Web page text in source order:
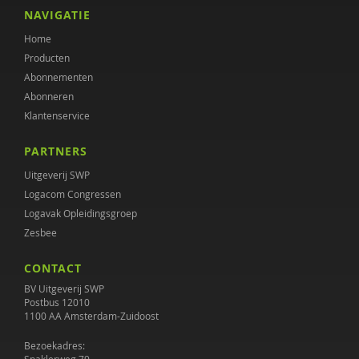
Maaike van Vugt
Ine Voorham
Judith Wolf
NAVIGATIE
Home
Producten
Abonnementen
Abonneren
Klantenservice
PARTNERS
Uitgeverij SWP
Logacom Congressen
Logavak Opleidingsgroep
Zesbee
CONTACT
BV Uitgeverij SWP
Postbus 12010
1100 AA Amsterdam-Zuidoost
Bezoekadres: